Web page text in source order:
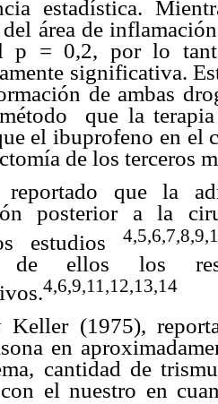
estadística.
del área de
p = 0,2, por lo
significativa.
de ambas
que la
el ibuprofeno en el
de los terceros
que la
posterior a la
estudios
de ellos los
4,6,9,11,12,13,14
Keller (1975),
en
cantidad de
el nuestro en